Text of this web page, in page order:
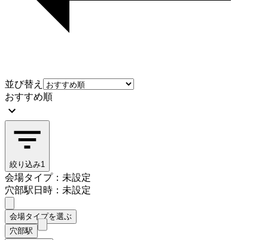
並び替え
おすすめ順
絞り込み1
会場タイプ：未設定
穴部駅日時：未設定
会場タイプを選ぶ
穴部駅